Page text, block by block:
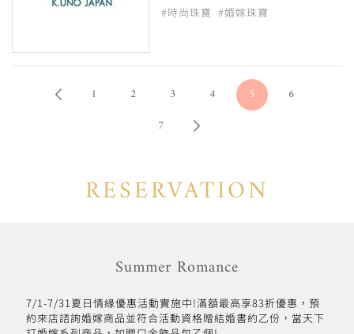
#時尚珠寶 #婚嫁珠寶
1 2 3 4 5
6
7
RESERVATION
Summer Romance
7/1-7/31夏日情緣優惠活動實施中!滿額最高享83折優惠，預
約來店諮詢婚嫁商品並符合活動資格贈結婚書約乙份，當天下